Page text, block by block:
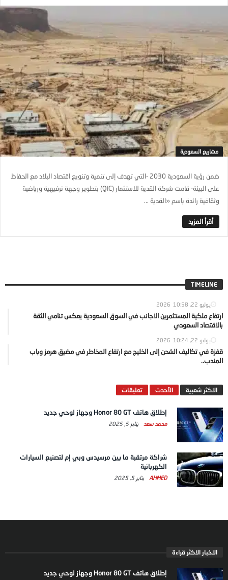
مشاريع السعودية
ضمن رؤية السعودية 2030 -التي تهدف إلى تنمیة وتنویع اقتصاد البلاد مع الحفاظ
على البیئة- قامت شركة القدية للاستثمار (QIC) بتطوير وجھة ترفیھیة وریاضیة
وثقافیة رائدة باسم «القدیة ...
TIMELINE
يوليو 22, 2026 10:58
ارتفاع ملكية المستثمرين الاجانب في السوق السعودية يعكس تنامي الثقة
بالاقتصاد السعودي
يوليو 22, 2026 10:24
قفزة في تكاليف الشحن إلى الخليج مع ارتفاع المخاطر في مضيق هرمز وباب
المندب..
الاكثر شعبية الآحدث تعليقات
إطلاق هاتف Honor 80 GT وجهاز لوحي جديد
محمد سعد يناير 5, 2025
شراكة مرتقبة ما بين مرسيدس وبي إم لتصنيع السيارات
الكهربائية
AHMED يناير 5, 2025
الاخبار الاكثر قراءة
إطلاق هاتف Honor 80 GT وجهاز لوحي جديد